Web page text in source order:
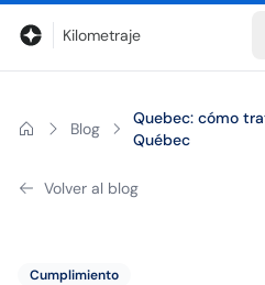
BlogCalculadora de kilometraje
Kilometraje
Blog
Quebec: cómo
Québec
Volver al blog
Cumplimiento